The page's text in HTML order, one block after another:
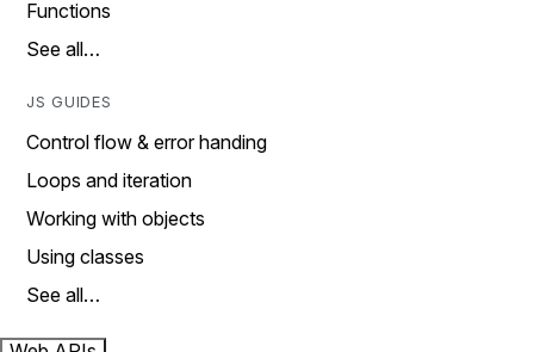
Functions
See all…
JS GUIDES
Control flow & error handing
Loops and iteration
Working with objects
Using classes
See all…